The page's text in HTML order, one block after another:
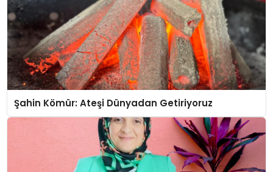
Şahin Kömür: Ateşi Dünyadan Getiriyoruz